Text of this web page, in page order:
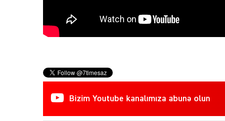
Bizim Youtube kanalımıza abunə olun